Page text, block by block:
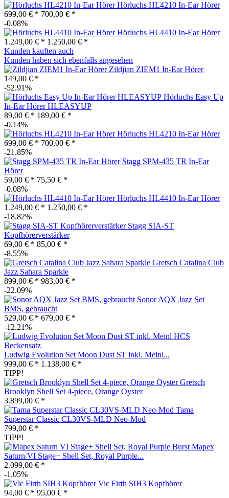
Hörluchs HL4210 In-Ear Hörer
699,00 € * 700,00 € *
-0.08%
Hörluchs HL4410 In-Ear Hörer
1.249,00 € * 1.250,00 € *
Kunden kauften auch
Kunden haben sich ebenfalls angesehen
Zildjian ZIEM1 In-Ear Hörer
149,00 € *
-52.91%
Hörluchs Easy Up
In-Ear Hörer HLEASYUP
89,00 € * 189,00 € *
-0.14%
Hörluchs HL4210 In-Ear Hörer
699,00 € * 700,00 € *
-21.85%
Stagg SPM-435 TR In-Ear
Hörer
59,00 € * 75,50 € *
-0.08%
Hörluchs HL4410 In-Ear Hörer
1.249,00 € * 1.250,00 € *
-18.82%
Stagg SIA-ST
Kopfhörerverstärker
69,00 € * 85,00 € *
-8.55%
Gretsch Catalina Club
Jazz Sahara Sparkle
899,00 € * 983,00 € *
-22.09%
Sonor AQX Jazz Set
BMS, gebraucht
529,00 € * 679,00 € *
-12.21%
Ludwig Evolution Set Moon Dust ST inkl. Meinl...
999,00 € * 1.138,00 € *
TIPP!
Gretsch
Brooklyn Shell Set 4-piece, Orange Oyster
3.899,00 € *
Tama
Superstar Classic CL30VS-MLD Neo-Mod
799,00 € *
TIPP!
Mapex
Saturn VI Stage+ Shell Set, Royal Purple...
2.099,00 € *
-1.05%
Vic Firth SIH3 Kopfhörer
94,00 € * 95,00 € *